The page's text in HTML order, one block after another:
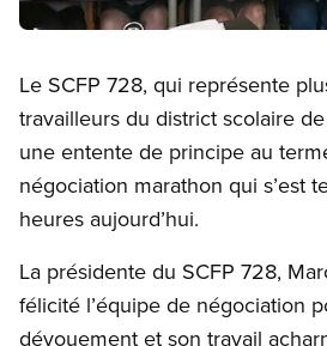
Le SCFP 728, qui représente
travailleurs du district scolaire
une entente de principe au
négociation marathon qui s’est
heures aujourd’hui.
La présidente du SCFP 728,
félicité l’équipe de négociation
dévouement et son travail